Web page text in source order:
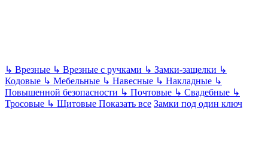
↳ Врезные ↳ Врезные с ручками ↳ Замки-защелки ↳
Кодовые ↳ Мебельные ↳ Навесные ↳ Накладные ↳
Повышенной безопасности ↳ Почтовые ↳ Свадебные ↳
Тросовые ↳ Щитовые Показать все Замки под один ключ